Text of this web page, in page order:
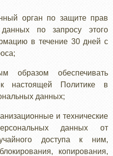
орган по защите прав
данных по запросу этого
в течение 30 дней с
образом обеспечивать
к настоящей Политике в
данных;
и технические
данных от
доступа к ним,
копирования,